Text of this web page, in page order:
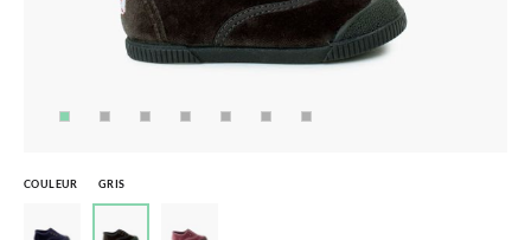
COULEUR GRIS